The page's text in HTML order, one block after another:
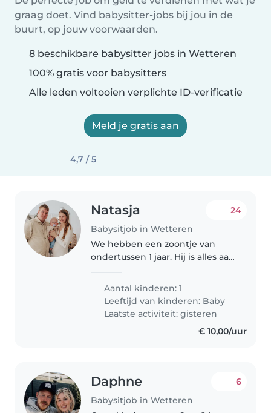
graag doet. Vind babysitter-jobs bij jou in de
buurt, op jouw voorwaarden.
8 beschikbare babysitter jobs in Wetteren
100% gratis voor babysitters
Alle leden voltooien verplichte ID-verificatie
Meld je gratis aan
4,7 / 5
Natasja
Babysitjob in Wetteren
24
We hebben een zoontje van
ondertussen 1 jaar. Hij is alles aan
vrolijk. We proberen wel een
vaste routine te houden. Hij vind
het super om te spelen...
Aantal kinderen: 1
Leeftijd van kinderen: Baby
Laatste activiteit: gisteren
€ 10,00/uur
Daphne
Babysitjob in Wetteren
6